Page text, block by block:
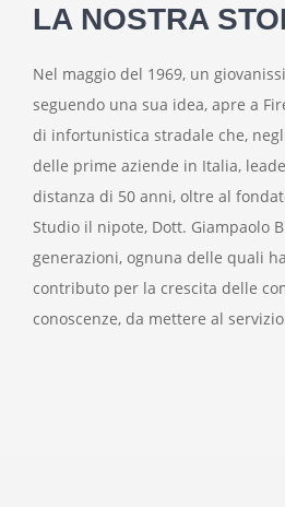
LA NOSTRA
Nel maggio del 1969, un
seguendo una sua idea, apre a
di infortunistica stradale che,
delle prime aziende in Italia,
distanza di 50 anni, oltre al
Studio il nipote, Dott. Giampaolo
generazioni, ognuna delle quali
contributo per la crescita delle
conoscenze, da mettere al